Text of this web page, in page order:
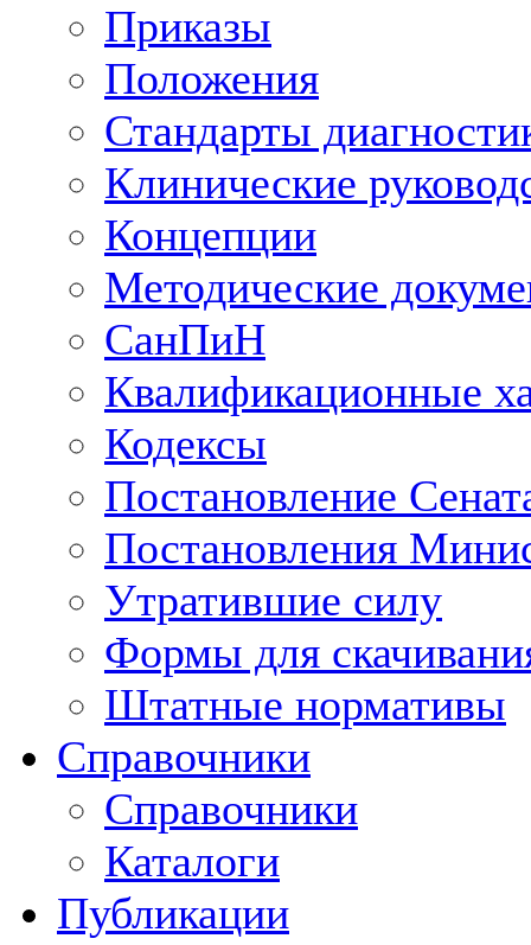
Приказы
Положения
Стандарты
Клинические
Концепции
Методические
СанПиН
Квалификационные
Кодексы
Постановление
Постановления
Утратившие силу
Формы для
Штатные нормативы
Справочники
Справочники
Каталоги
Публикации